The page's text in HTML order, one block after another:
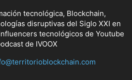
tecnológica, Blockchain,
disruptivas del Siglo XXI en
tecnológicos de Youtube
de IVOOX